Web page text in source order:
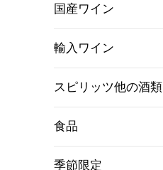
国産ワイン
輸入ワイン
スピリッツ他の酒類
食品
季節限定